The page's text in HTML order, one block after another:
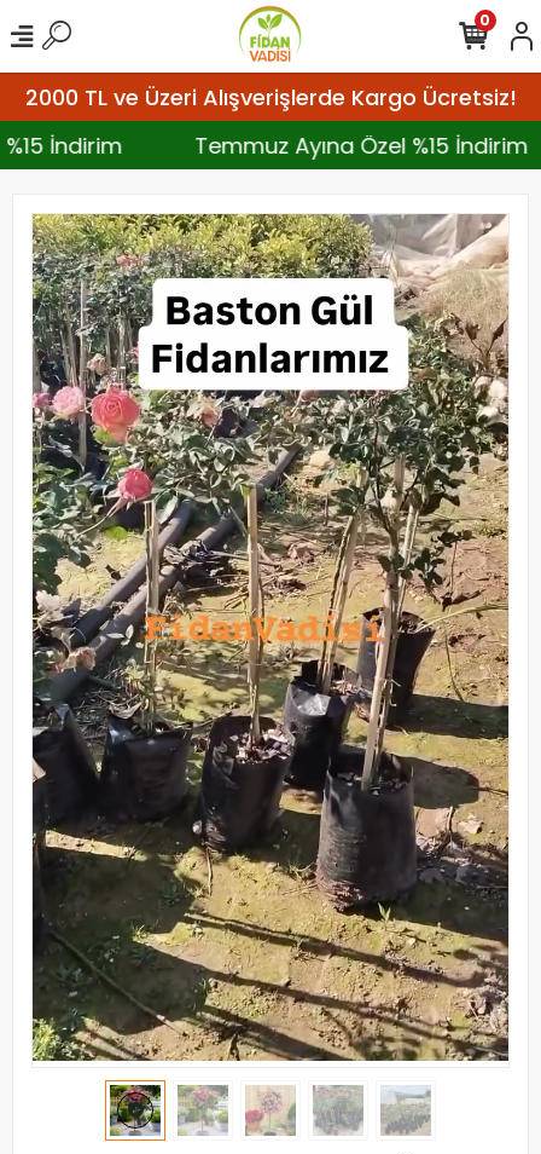
2000 TL ve Üzeri Alışverişlerde Kargo Ücretsiz!
%15 İndirim
Temmuz Ayına Özel %15
0